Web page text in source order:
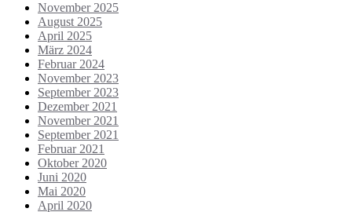
November 2025
August 2025
April 2025
März 2024
Februar 2024
November 2023
September 2023
Dezember 2021
November 2021
September 2021
Februar 2021
Oktober 2020
Juni 2020
Mai 2020
April 2020